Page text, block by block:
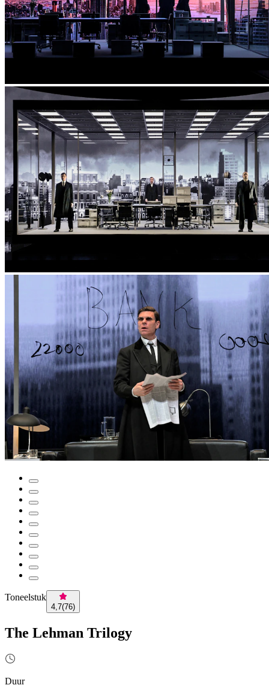
Toneelstuk
4,7(76)
The Lehman Trilogy
Duur